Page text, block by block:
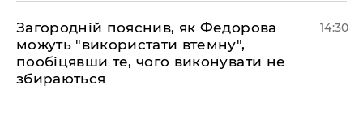
Загородній пояснив, як Федорова
можуть "використати втемну",
пообіцявши те, чого виконувати не
збираються
14:30